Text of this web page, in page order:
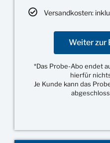
Versandkosten:
Weiter zur
*Das Probe-Abo endet
hierfür
Je Kunde kann das